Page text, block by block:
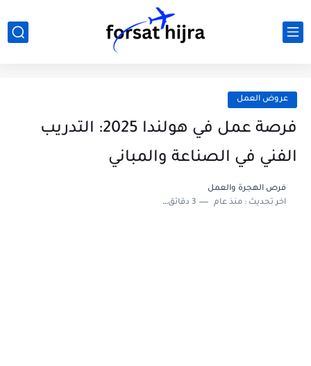
عروض العمل
فرصة عمل في هولندا 2025: التدريب
الفني في الصناعة والمباني
فرص الهجرة والعمل
اخر تحديث :منذ عام 3 دقائق للقراءة